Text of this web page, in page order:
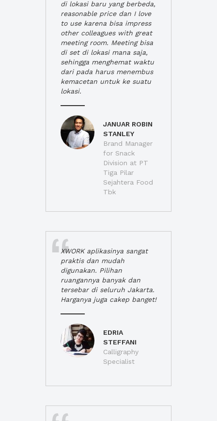
di lokasi baru yang berbeda,
reasonable price dan I love
to use karena bisa impress
other colleagues with great
meeting room. Meeting bisa
di set di lokasi mana saja,
sehingga menghemat waktu
dari pada harus menembus
kemacetan untuk ke suatu
lokasi.
JANUAR ROBIN
STANLEY
Brand Manager
for Snack
Division at PT
Tiga Pilar
Sejahtera Food
Tbk
XWORK aplikasinya sangat
praktis dan mudah
digunakan. Pilihan
ruangannya banyak dan
tersebar di seluruh Jakarta.
Harganya juga cakep banget!
EDRIA
STEFFANI
Calligraphy
Specialist